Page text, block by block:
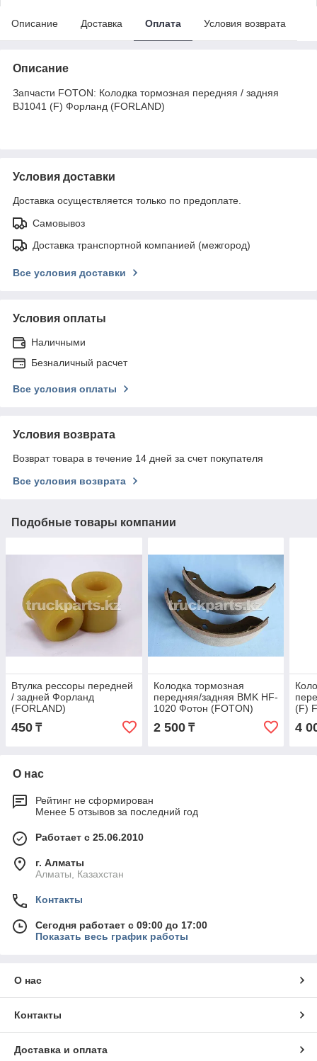
Описание Доставка Оплата Условия возврата
Описание
Запчасти FOTON: Колодка тормозная передняя / задняя
BJ1041 (F) Форланд (FORLAND)
Условия доставки
Доставка осуществляется только по предоплате.
Самовывоз
Доставка транспортной компанией (межгород)
Все условия доставки
Условия оплаты
Наличными
Безналичный расчет
Все условия оплаты
Условия возврата
Возврат товара в течение 14 дней за счет покупателя
Все условия возврата
Подобные товары компании
Втулка рессоры передней
/ задней Форланд
(FORLAND)
11028295J0006
450 ₸
Колодка тормозная
передняя/задняя BMK HF-
1020 Фотон (FOTON)
BJ1039E2-EB
2 500₸
(F)
4
О нас
Рейтинг не сформирован
Менее 5 отзывов за последний год
Работает с 25.06.2010
г. Алматы
Алматы, Казахстан
Контакты
Сегодня работает с 09:00 до 17:00
Показать весь график работы
О нас
Контакты
Доставка и оплата